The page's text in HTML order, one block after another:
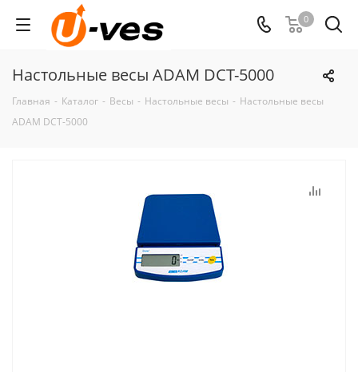
0
Настольные весы ADAM DCT-5000
Главная - Каталог - Весы - Настольные весы - Настольные весы
ADAM DCT-5000